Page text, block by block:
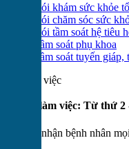
Gói khám sức khỏe
Gói chăm sóc sức
Gói tầm soát hệ tiêu
Tầm soát phụ khoa
Tầm soát tuyến
Giờ làm việc
Giờ làm việc: Từ thứ
📍 Tiếp nhận bệnh nhân